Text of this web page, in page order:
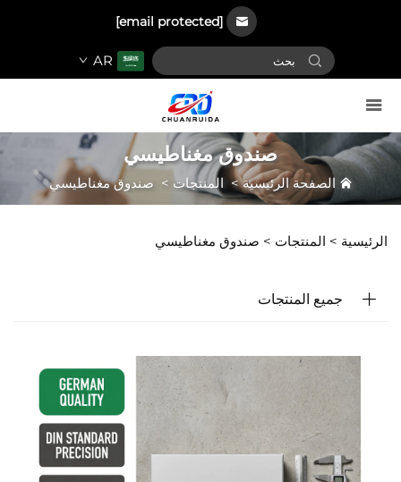
[email protected]
AR
صندوق مغناطيسي
الصفحة الرئيسية> المنتجات > صندوق مغناطيسي
الرئيسية > المنتجات > صندوق مغناطيسي
جميع المنتجات